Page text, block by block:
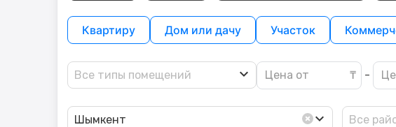
Квартиру Дом или дачу Участок
Все типы помещений -
Шымкент Все